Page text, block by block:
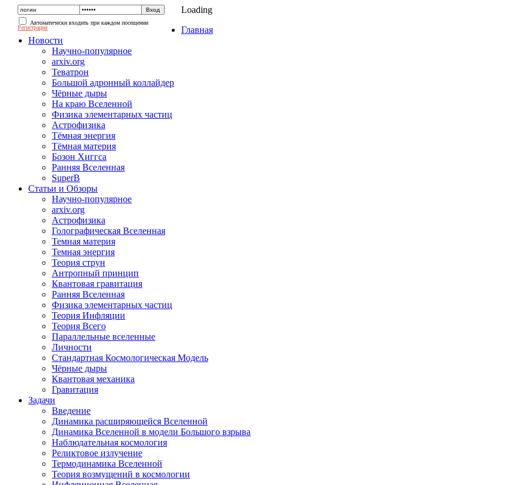
Автоматически входить при каждом посещении
Регистрация
Loading
Главная
Новости
Научно-популярное
arxiv.org
Теватрон
Большой адронный коллайдер
Чёрные дыры
На краю Вселенной
Физика элементарных частиц
Астрофизика
Тёмная энергия
Тёмная материя
Бозон Хиггса
Ранняя Вселенная
SuperB
Статьи и Обзоры
Научно-популярное
arxiv.org
Астрофизика
Голографическая Вселенная
Темная материя
Темная энергия
Теория струн
Антропный принцип
Квантовая гравитация
Ранняя Вселенная
Физика элементарных частиц
Теория Инфляции
Теория Всего
Параллельные вселенные
Личности
Стандартная Космологическая Модель
Чёрные дыры
Квантовая механика
Гравитация
Задачи
Введение
Динамика расширяющейся Вселенной
Динамика Вселенной в модели Большого взрыва
Наблюдательная космология
Реликтовое излучение
Термодинамика Вселенной
Теория возмущений в космологии